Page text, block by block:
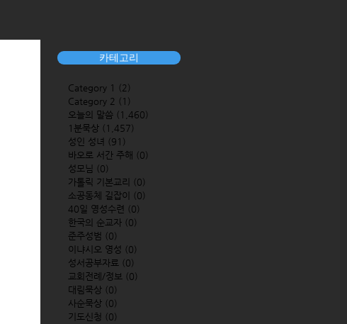
카테고리
Category 1 (2)
Category 2 (1)
오늘의 말씀 (1,460)
1분묵상 (1,457)
성인 성녀 (91)
바오로 서간 주해 (0)
성모님 (0)
가톨릭 기본교리 (0)
소공동체 길잡이
(0)
40일 영성수련 (0)
한국의 순교자 (0)
준주성범 (0)
이냐시오 영성 (0)
성서공부자료 (0)
교회전례/정보 (0)
대림묵상 (0)
사순묵상 (0)
기도신청 (0)